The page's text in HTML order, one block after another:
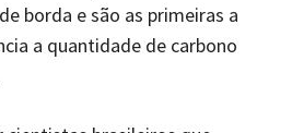
borda e são as primeiras a
a quantidade de carbono